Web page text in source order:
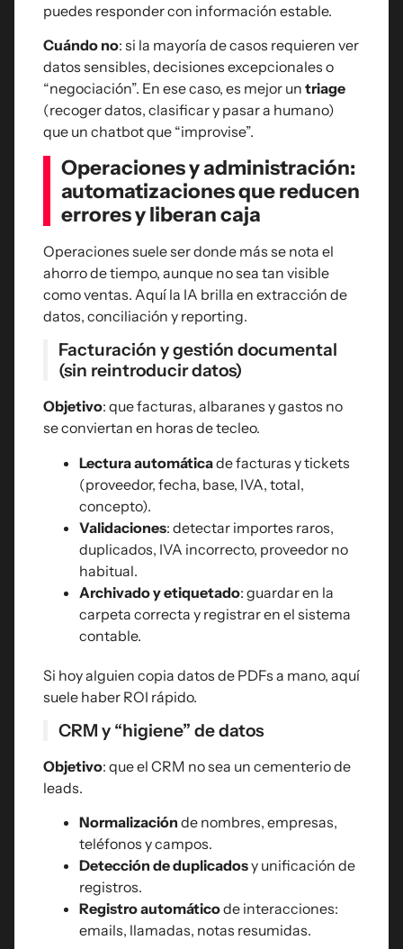
puedes responder con información estable.
Cuándo no: si la mayoría de casos requieren ver
datos sensibles, decisiones excepcionales o
“negociación”. En ese caso, es mejor un triage
(recoger datos, clasificar y pasar a humano)
que un chatbot que “improvise”.
Operaciones y administración:
automatizaciones que reducen
errores y liberan caja
Operaciones suele ser donde más se nota el
ahorro de tiempo, aunque no sea tan visible
como ventas. Aquí la IA brilla en extracción de
datos, conciliación y reporting.
Facturación y gestión documental
(sin reintroducir datos)
Objetivo: que facturas, albaranes y gastos no
se conviertan en horas de tecleo.
Lectura automáticade facturas y tickets
(proveedor, fecha, base, IVA, total,
concepto).
Validaciones: detectar importes raros,
duplicados, IVA incorrecto, proveedor no
habitual.
Archivado y etiquetado: guardar en la
carpeta correcta y registrar en el sistema
contable.
Si hoy alguien copia datos de PDFs a mano, aquí
suele haber ROI rápido.
CRM y “higiene” de datos
Objetivo: que el CRM no sea un cementerio de
leads.
Normalización de nombres, empresas,
teléfonos y campos.
Detección de duplicadosy unificación de
registros.
Registro automáticode interacciones:
emails, llamadas, notas resumidas.